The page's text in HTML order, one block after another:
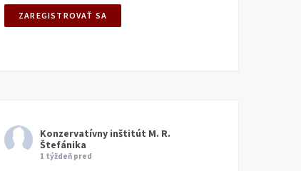
Konzervatívny inštitút M. R.
Štefánika
1 týždeň pred